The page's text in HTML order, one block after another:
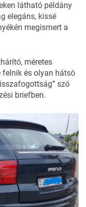
látható példány
elegáns, kissé
megismert a
méretes
felnik és olyan hátsó
szó
briefben.